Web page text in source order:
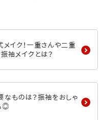
イク！一重さんや二重
袖メイクとは？
ものは？振袖をおしゃ
◎